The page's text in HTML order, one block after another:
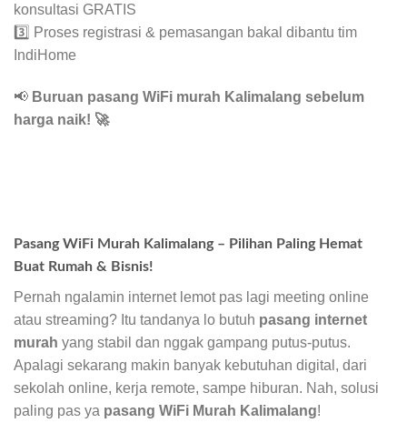
konsultasi GRATIS
3️⃣ Proses registrasi & pemasangan bakal dibantu tim
IndiHome
📢 Buruan pasang WiFi murah Kalimalang sebelum
harga naik! 🚀
Pasang WiFi Murah Kalimalang – Pilihan Paling Hemat
Buat Rumah & Bisnis!
Pernah ngalamin internet lemot pas lagi meeting online
atau streaming? Itu tandanya lo butuh pasang internet
murah yang stabil dan nggak gampang putus-putus.
Apalagi sekarang makin banyak kebutuhan digital, dari
sekolah online, kerja remote, sampe hiburan. Nah, solusi
paling pas ya pasang WiFi Murah Kalimalang!